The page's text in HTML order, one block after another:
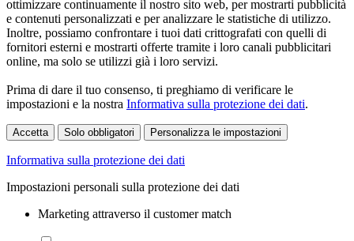
ottimizzare continuamente il nostro sito web, per mostrarti pubblicità
e contenuti personalizzati e per analizzare le statistiche di utilizzo.
Inoltre, possiamo confrontare i tuoi dati crittografati con quelli di
fornitori esterni e mostrarti offerte tramite i loro canali pubblicitari
online, ma solo se utilizzi già i loro servizi.
Prima di dare il tuo consenso, ti preghiamo di verificare le
impostazioni e la nostra Informativa sulla protezione dei dati.
Accetta Solo obbligatori Personalizza le impostazioni
Informativa sulla protezione dei dati
Impostazioni personali sulla protezione dei dati
Marketing attraverso il customer match